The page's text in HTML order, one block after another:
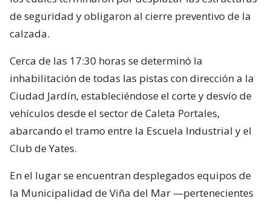
de seguridad y obligaron al cierre preventivo de la
calzada.
Cerca de las 17:30 horas se determinó la
inhabilitación de todas las pistas con dirección a la
Ciudad Jardín, estableciéndose el corte y desvío de
vehículos desde el sector de Caleta Portales,
abarcando el tramo entre la Escuela Industrial y el
Club de Yates.
En el lugar se encuentran desplegados equipos de
la Municipalidad de Viña del Mar —pertenecientes